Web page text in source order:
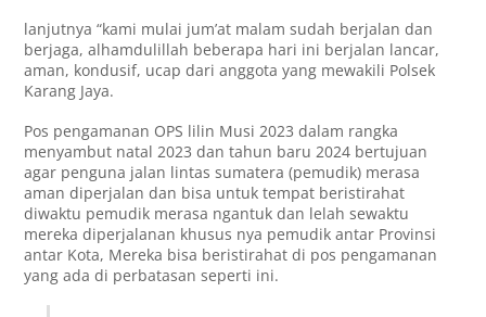
lanjutnya “kami mulai jum’at malam sudah berjalan dan
berjaga, alhamdulillah beberapa hari ini berjalan lancar,
aman, kondusif, ucap dari anggota yang mewakili Polsek
Karang Jaya.
Pos pengamanan OPS lilin Musi 2023 dalam rangka
menyambut natal 2023 dan tahun baru 2024 bertujuan
agar penguna jalan lintas sumatera (pemudik) merasa
aman diperjalan dan bisa untuk tempat beristirahat
diwaktu pemudik merasa ngantuk dan lelah sewaktu
mereka diperjalanan khusus nya pemudik antar Provinsi
antar Kota, Mereka bisa beristirahat di pos pengamanan
yang ada di perbatasan seperti ini.